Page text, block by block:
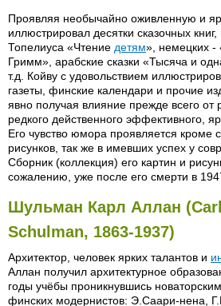
Проявляя необычайно оживленную и
иллюстрировал десятки сказочных книг,
Топелиуса «Чтение детям», немецких -
Гримм», арабские сказки «Тысяча и
т.д. Койву с удовольствием
газеты, финские календари и прочие
явно получая влияние прежде всего от
редкого действенного эффективного,
Его чувство юмора проявляется кроме
рисунков, так же в имевших успех у
Сборник (коллекция) его картин и
сожалению, уже после его смерти в
Шульман Карл Аллан
Schulman, 1863-1937)
Архитектор, человек ярких талантов и
Аллан получил архитектурное
годы учёбы проникнувшись
финских модернистов: Э.Саари-нена,